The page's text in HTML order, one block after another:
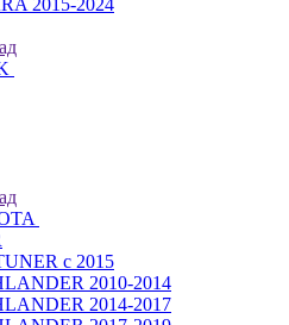
2015-2024
с 2015
2010-2014
2014-2017